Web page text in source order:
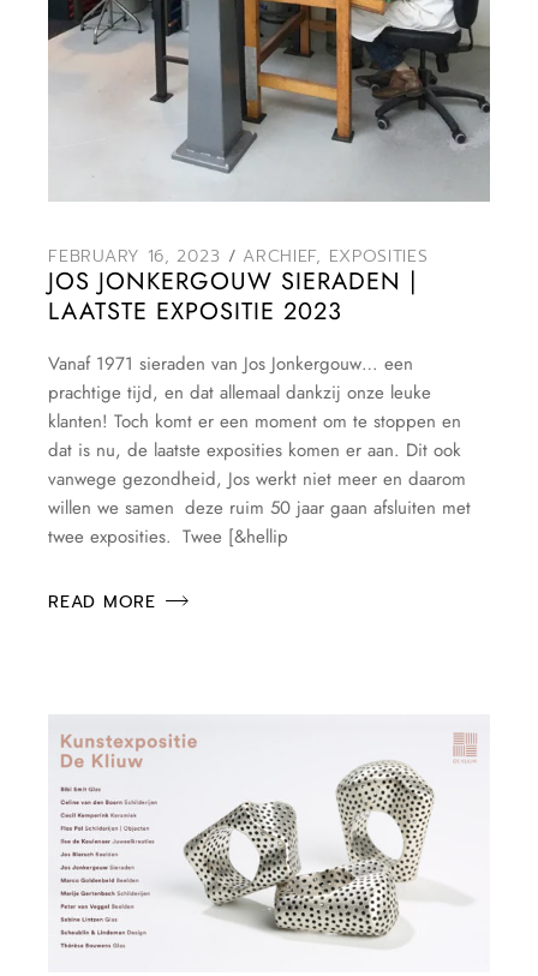
FEBRUARY 16, 2023 ARCHIEF, EXPOSITIES
JOS JONKERGOUW SIERADEN |
LAATSTE EXPOSITIE 2023
Vanaf 1971 sieraden van Jos Jonkergouw… een
prachtige tijd, en dat allemaal dankzij onze leuke
klanten! Toch komt er een moment om te stoppen en
dat is nu, de laatste exposities komen er aan. Dit ook
vanwege gezondheid, Jos werkt niet meer en daarom
willen we samen deze ruim 50 jaar gaan afsluiten met
twee exposities. Twee [&hellip
READ MORE